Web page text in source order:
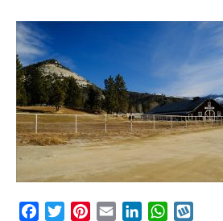
Facebook
TwitterPinterest
Email LinkedInWhatsApp